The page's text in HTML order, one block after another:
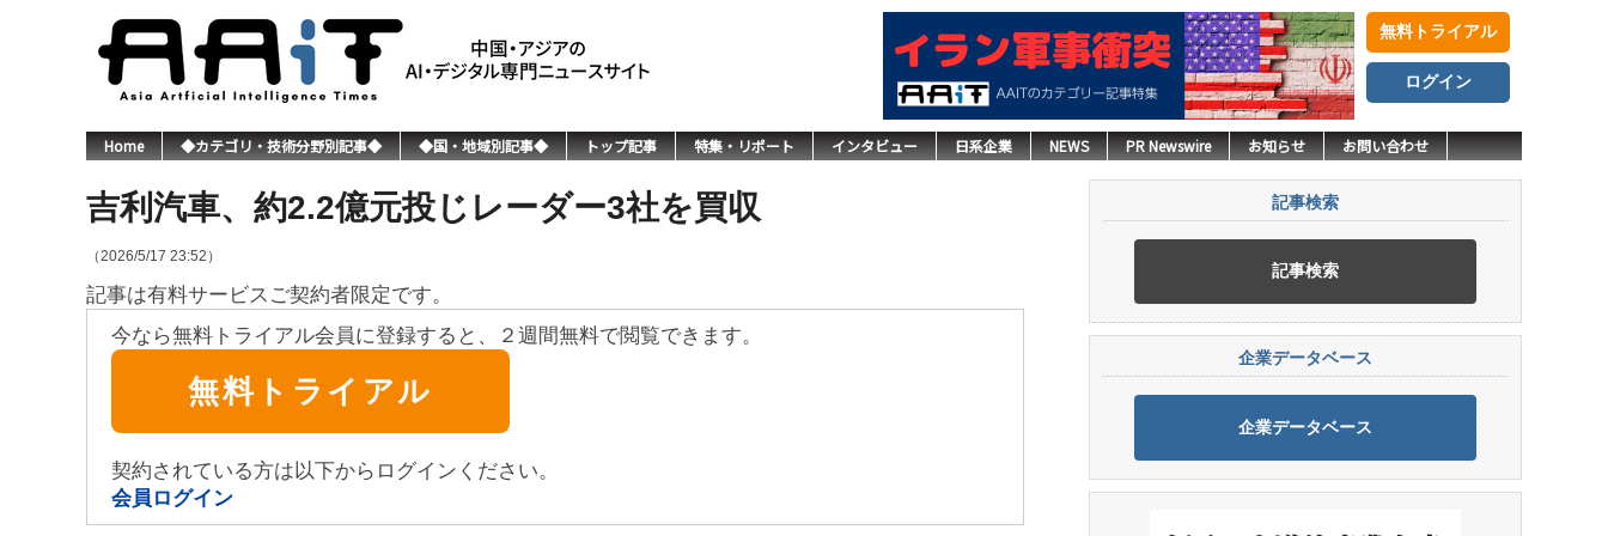
無料トライアル
ログイン
Home ◆カテゴリ・技術分野別記事◆ ◆国・地域別記事◆ トップ記事 特集・リポート インタビュー 日系企業 NEWS PR Newswire お知らせ お問い合わせ
吉利汽車、約2.2億元投じレーダー3社を買収
（2026/5/17 23:52）
記事は有料サービスご契約者限定です。
今なら無料トライアル会員に登録すると、２週間無料で閲覧できます。
無料トライアル
契約されている方は以下からログインください。
会員ログイン
記事検索
記事検索
企業データベース
企業データベース